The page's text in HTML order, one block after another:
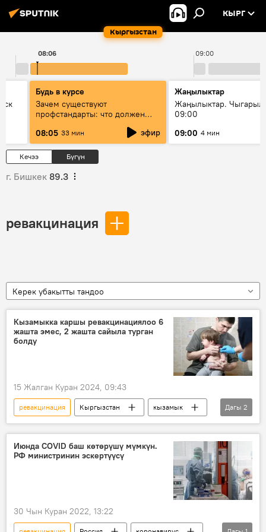
Кыргызстан
КЫРГ
09:00
08:06
Будь в курсе
Зачем существуют
профстандарты: что должен
знать каждый специалист о
своей профессии
08:05 33 мин эфир
Жаңылыктар
Жаңылыктар.
09:00
09:00 4 мин
Кечээ Бүгүн
г. Бишкек 89.3
ревакцинация
Керек убакытты тандоо
Кызамыкка каршы ревакцинациялоо 6
жашта эмес, 2 жашта сайыла турган
болду
15 Жалган Куран 2024, 09:43
ревакцинация Кыргызстан
кызамык
эмдөө
министрлик
Дагы 2
Июнда COVID баш көтөрүшү мүмкүн.
РФ министринин эскертүүсү
30 Чын Куран 2022, 13:22